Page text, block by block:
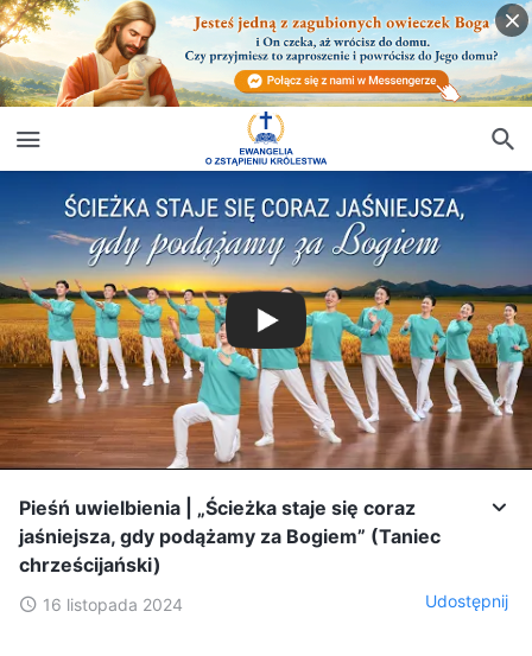
Pieśń uwielbienia | „Ścieżka staje się coraz
jaśniejsza, gdy podążamy za Bogiem” (Taniec
chrześcijański)
16 listopada 2024 Udostępnij